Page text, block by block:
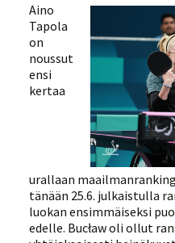
Aino
Tapola
on
noussut
ensi
kertaa
urallaan
tänään 25.6. julkaistulla
luokan ensimmäiseksi
edelle. Bucław oli ollut